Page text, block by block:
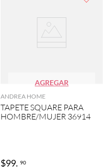
AGREGAR
ANDREA HOME
TAPETE SQUARE PARA
HOMBRE/MUJER 36914
$99. 90